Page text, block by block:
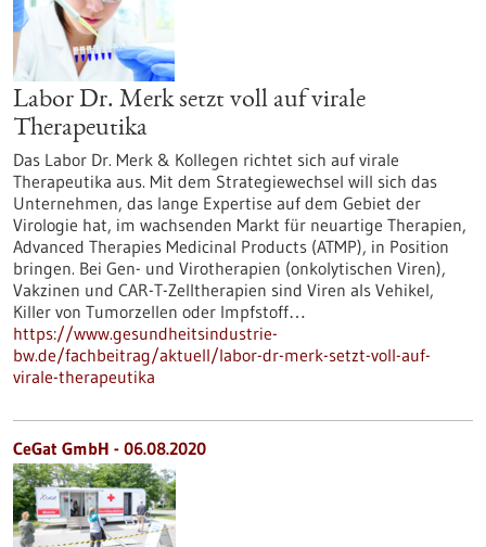
Labor Dr. Merk setzt voll auf virale
Therapeutika
Das Labor Dr. Merk & Kollegen richtet sich auf virale
Therapeutika aus. Mit dem Strategiewechsel will sich das
Unternehmen, das lange Expertise auf dem Gebiet der
Virologie hat, im wachsenden Markt für neuartige Therapien,
Advanced Therapies Medicinal Products (ATMP), in Position
bringen. Bei Gen- und Virotherapien (onkolytischen Viren),
Vakzinen und CAR-T-Zelltherapien sind Viren als Vehikel,
Killer von Tumorzellen oder Impfstoff…
https://www.gesundheitsindustrie-
bw.de/fachbeitrag/aktuell/labor-dr-merk-setzt-voll-auf-
virale-therapeutika
CeGat GmbH - 06.08.2020